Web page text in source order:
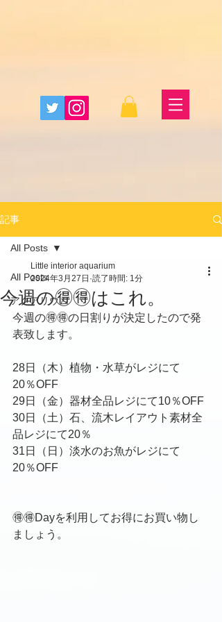
記事
All Posts
アクアリウム
All Posts
今週の🉐🉐はこれ。
Little interior aquarium
2024年3月27日 読了時間: 1分
今週の🉐🉐の日割りが決定したので発
表致します。
28日（木）植物・水草がレジにて
20％OFF
29日（金）器材全品レジにて10％OFF
30日（土）石、流木レイアウト素材全
品レジにて20％
31日（日）淡水のお魚がレジにて
20％OFF
🉐🉐Dayを利用してお得にお買い物し
ましょう。